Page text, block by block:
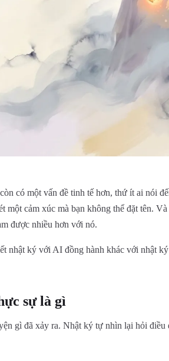
có một vấn đề tinh tế hơn, thứ ít ai nói
một cảm xúc mà bạn không thể đặt tên.
được nhiều hơn với nó.
nhật ký với AI đồng hành khác với nhật
sự là gì
gì đã xảy ra. Nhật ký tự nhìn lại hỏi điều